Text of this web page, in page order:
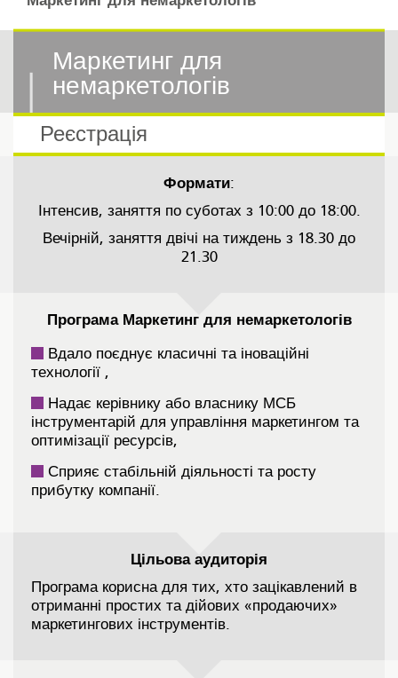
Маркетинг для
немаркетологів
Реєстрація
Формати:
Інтенсив, заняття по суботах з 10:00 до 18:00.
Вечірній, заняття двічі на тиждень з 18.30 до
21.30
Програма Маркетинг для немаркетологів
Вдало поєднує класичні та іноваційні
технології ,
Надає керівнику або власнику МСБ
інструментарій для управління маркетингом та
оптимізації ресурсів,
Сприяє стабільній діяльності та росту
прибутку компанії.
Цільова аудиторія
Програма корисна для тих, хто зацікавлений в
отриманні простих та дійових «продаючих»
маркетингових інструментів.